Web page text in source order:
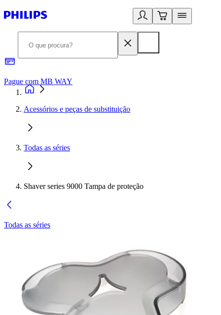
Pague com MB WAY
Acessórios e peças de substituição
Todas as séries
Shaver series 9000 Tampa de proteção
Todas as séries